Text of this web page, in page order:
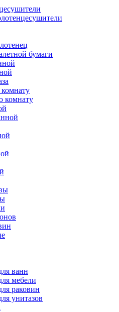
бумаги
комнату
ванн
мебели
раковин
унитазов